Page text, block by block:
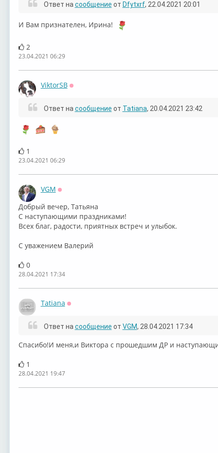
Ответ на сообщение от Dfytxrf, 22.04.2021 20:01
И Вам признателен, Ирина!
2
23.04.2021 06:29
ViktorSB
Ответ на сообщение от Tatiana, 20.04.2021 23:42
1
23.04.2021 06:29
VGM
Добрый вечер, Татьяна
С наступающими праздниками!
Всех благ, радости, приятных встреч и улыбок.
С уважением Валерий
0
28.04.2021 17:34
Tatiana
Ответ на сообщение от VGM, 28.04.2021 17:34
Спасибо!И меня,и Виктора с прошедшим ДР и
1
28.04.2021 19:47